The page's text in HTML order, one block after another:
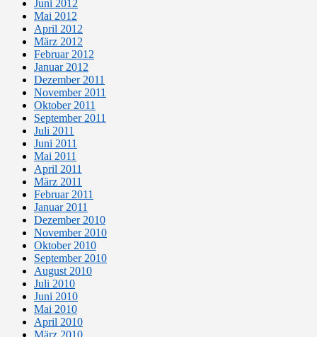
Juni 2012
Mai 2012
April 2012
März 2012
Februar 2012
Januar 2012
Dezember 2011
November 2011
Oktober 2011
September 2011
Juli 2011
Juni 2011
Mai 2011
April 2011
März 2011
Februar 2011
Januar 2011
Dezember 2010
November 2010
Oktober 2010
September 2010
August 2010
Juli 2010
Juni 2010
Mai 2010
April 2010